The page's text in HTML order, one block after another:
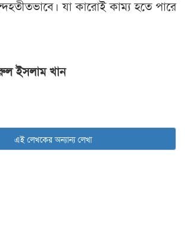
যা কারোই কাম্য হতে পারে
ইসলাম খান
এই লেখকের অন্যান্য লেখা